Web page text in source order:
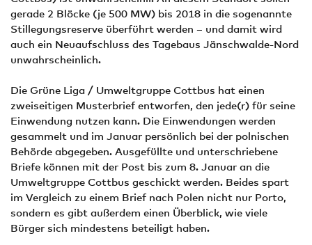
gerade 2 Blöcke (je 500 MW) bis 2018 in die sogenannte
Stillegungsreserve überführt werden – und damit wird
auch ein Neuaufschluss des Tagebaus Jänschwalde-Nord
unwahrscheinlich.
Die Grüne Liga / Umweltgruppe Cottbus hat einen
zweiseitigen Musterbrief entworfen, den jede(r) für seine
Einwendung nutzen kann. Die Einwendungen werden
gesammelt und im Januar persönlich bei der polnischen
Behörde abgegeben. Ausgefüllte und unterschriebene
Briefe können mit der Post bis zum 8. Januar an die
Umweltgruppe Cottbus geschickt werden. Beides spart
im Vergleich zu einem Brief nach Polen nicht nur Porto,
sondern es gibt außerdem einen Überblick, wie viele
Bürger sich mindestens beteiligt haben.